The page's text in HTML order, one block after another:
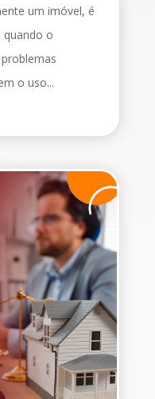
um imóvel, é
quando o
o uso...